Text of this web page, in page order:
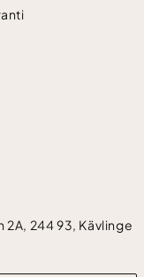
244 93, Kävlinge